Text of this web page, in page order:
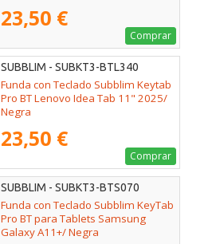
23,50 €
Comprar
SUBBLIM - SUBKT3-BTL340
Funda con Teclado Subblim Keytab
Pro BT Lenovo Idea Tab 11" 2025/
Negra
23,50 €
Comprar
SUBBLIM - SUBKT3-BTS070
Funda con Teclado Subblim KeyTab
Pro BT para Tablets Samsung
Galaxy A11+/ Negra